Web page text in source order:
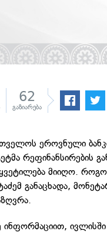
62
გაზიარება
ეროვნული
რეფინანსირების
მიიღო.
განაცხადა,
ინფორმაციით,